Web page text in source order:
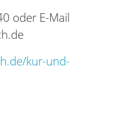
oder E-Mail
kur-und-